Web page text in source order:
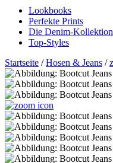
Lookbooks
Perfekte Prints
Die Denim-Kollektion
Top-Styles
Startseite /Hosen & Jeans /